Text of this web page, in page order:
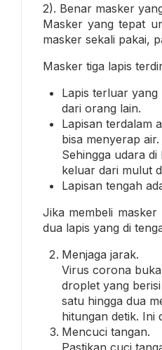
2). Benar masker
Masker yang tepat
masker sekali pakai,
Masker tiga lapis
Lapis terluar yang
dari orang lain.
Lapisan terdalam
bisa menyerap
Sehingga udara
keluar dari mulut
Lapisan tengah
Jika membeli
dua lapis yang di
Menjaga jarak.
Virus corona
droplet yang
satu hingga dua
hitungan detik. Ini
Mencuci tangan.
Pastikan cuci